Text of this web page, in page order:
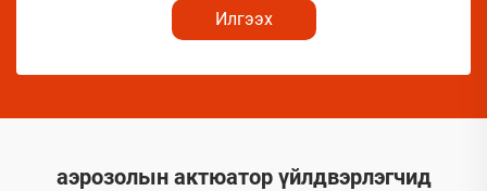
Илгээх
аэрозолын актюатор үйлдвэрлэгчид